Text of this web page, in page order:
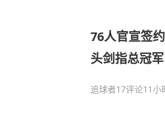
76人官宣签
头剑指总冠军
追球者17评论11小